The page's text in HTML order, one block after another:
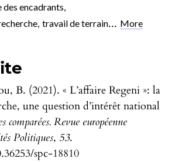
encadrants
travail de terrain... More
B. (2021). « L’affaire Regeni »: la
une question d’intérêt national
comparées. Revue européenne
Politiques, 53.
spc-18810